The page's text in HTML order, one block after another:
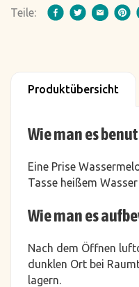
Teile:
Produktübersicht
Wie man es
Eine Prise
Tasse heißem
Wie man es
Nach dem Öffnen
dunklen Ort bei
lagern.